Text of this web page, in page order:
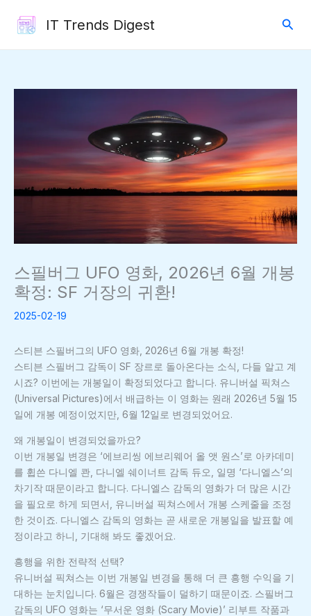
IT Trends Digest
검
스필버그 UFO 영화, 2026년 6월 개봉
확정: SF 거장의 귀환!
2025-02-19
스티븐 스필버그의 UFO 영화, 2026년 6월 개봉 확정!
스티븐 스필버그 감독이 SF 장르로 돌아온다는 소식, 다들 알고 계
시죠? 이번에는 개봉일이 확정되었다고 합니다. 유니버설 픽쳐스
(Universal Pictures)에서 배급하는 이 영화는 원래 2026년 5월 15
일에 개봉 예정이었지만, 6월 12일로 변경되었어요.
왜 개봉일이 변경되었을까요?
이번 개봉일 변경은 ‘에브리씽 에브리웨어 올 앳 원스’로 아카데미
를 휩쓴 다니엘 콴, 다니엘 쉐이너트 감독 듀오, 일명 ‘다니엘스’의
차기작 때문이라고 합니다. 다니엘스 감독의 영화가 더 많은 시간
을 필요로 하게 되면서, 유니버설 픽쳐스에서 개봉 스케줄을 조정
한 것이죠. 다니엘스 감독의 영화는 곧 새로운 개봉일을 발표할 예
정이라고 하니, 기대해 봐도 좋겠어요.
흥행을 위한 전략적 선택?
유니버설 픽쳐스는 이번 개봉일 변경을 통해 더 큰 흥행 수익을 기
대하는 눈치입니다. 6월은 경쟁작들이 덜하기 때문이죠. 스필버그
감독의 UFO 영화는 ‘무서운 영화 (Scary Movie)’ 리부트 작품과